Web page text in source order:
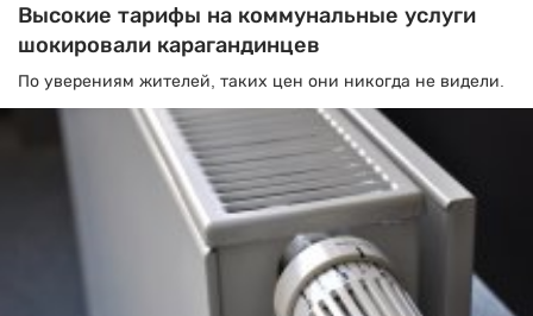
Высокие тарифы на коммунальные услуги
шокировали карагандинцев
По уверениям жителей, таких цен они никогда не видели.